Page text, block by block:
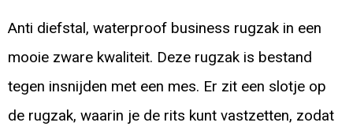
Anti diefstal, waterproof business rugzak in een
mooie zware kwaliteit. Deze rugzak is bestand
tegen insnijden met een mes. Er zit een slotje op
de rugzak, waarin je de rits kunt vastzetten, zodat